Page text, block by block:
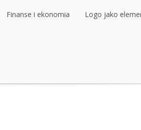
Finanse i ekonomia Logo jako